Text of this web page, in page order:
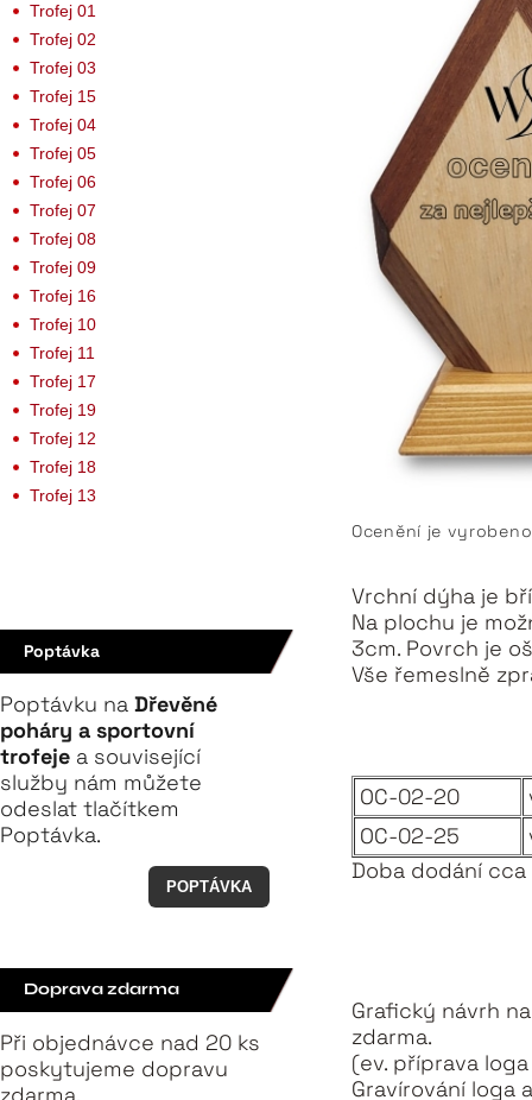
Ocenění je
Vrchní dýha je
Na plochu je
3cm. Povrch je
Vše řemeslně
OC-02-20
OC-02-25
Doba dodání
Grafický návrh
zdarma.
(ev. příprava
Gravírování loga
Trofej 01
Trofej 02
Trofej 03
Trofej 15
Trofej 04
Trofej 05
Trofej 06
Trofej 07
Trofej 08
Trofej 09
Trofej 16
Trofej 10
Trofej 11
Trofej 17
Trofej 19
Trofej 12
Trofej 18
Trofej 13
Poptávka
Poptávku na Dřevěné
poháry a sportovní
trofeje a související
služby nám můžete
odeslat tlačítkem
Poptávka.
POPTÁVKA
Doprava zdarma
Při objednávce nad 20 ks
poskytujeme dopravu